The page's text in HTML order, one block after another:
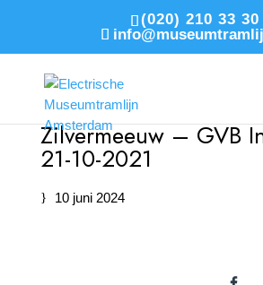
(020) 210 33 30
Zilvermeeuw – GVB
21-10-2021
10 juni 2024